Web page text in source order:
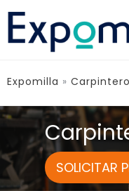
Saltar
contenido
Expomilla »
SOLICITAR